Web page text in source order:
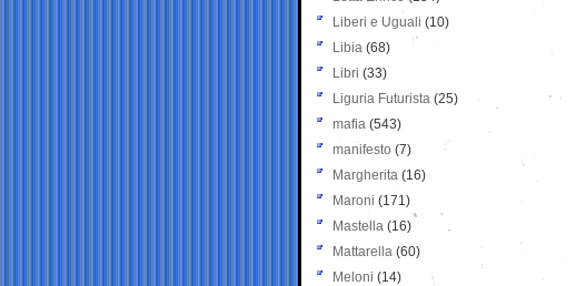
Liberi e Uguali (10)
Libia (68)
Libri (33)
Liguria Futurista (25)
mafia (543)
manifesto (7)
Margherita (16)
Maroni (171)
Mastella (16)
Mattarella (60)
Meloni (14)